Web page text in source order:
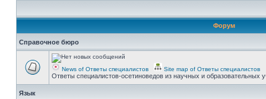
Форум
Справочное бюро
News of Ответы специалистов Site map of Ответы специалистов
Ответы специалистов-осетиноведов из научных и
Язык